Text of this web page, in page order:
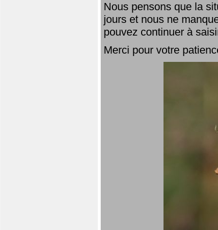
Nous pensons que la
jours et nous ne
pouvez continuer à
Merci pour votre